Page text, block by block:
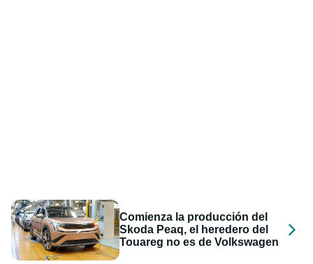
Comienza la producción del
Skoda Peaq, el heredero del
Touareg no es de Volkswagen